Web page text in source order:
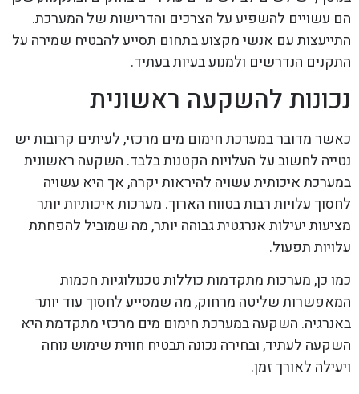
הם עשויים להשפיע על הצרכים והדרישות של המערכת.
התייעצות עם אנשי מקצוע בתחום תסייע להבטיח שמירה על
התקנים הנדרשים ולמנוע בעיות בעתיד.
נכונות להשקעה ראשונית
כאשר מדובר במערכת חימום מים מרכזי, לעיתים קרובות יש
נטייה לחשוב על העלויות הקטנות בלבד. השקעה ראשונית
במערכת איכותית עשויה להיראות יקרה, אך היא עשויה
לחסוך עלויות רבות בטווח הארוך. מערכות איכותיות יותר
מציעות יעילות אנרגטית גבוהה יותר, מה שמוביל להפחתת
עלויות תפעול.
כמו כן, מערכות מתקדמות כוללות טכנולוגיות חכמות
המאפשרות שליטה מרחוק, מה שמסייע לחסוך עוד יותר
באנרגיה. השקעה במערכת חימום מים מרכזי מתקדמת היא
השקעה לעתיד, ובחירה נכונה תבטיח חווית שימוש נוחה
ויעילה לאורך זמן.